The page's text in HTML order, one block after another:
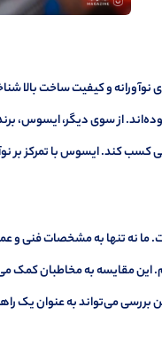
و کیفیت ساخت بالا
از سوی دیگر، ایسوس،
کسب کند. ایسوس با تمرکز بر
نه تنها به مشخصات فنی و
این مقایسه به مخاطبان کمک
می‌تواند به عنوان یک